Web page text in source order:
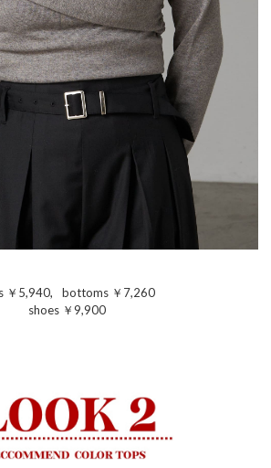
￥5,940, bottoms ￥7,260
shoes ￥9,900